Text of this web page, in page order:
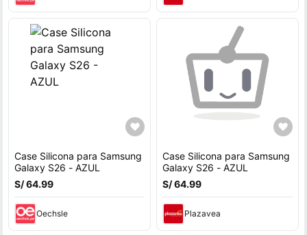
Case Silicona para Samsung
Galaxy S26 - AZUL
S/ 64.99
Oechsle
Case Silicona para Samsung
Galaxy S26 - AZUL
S/ 64.99
Plazavea